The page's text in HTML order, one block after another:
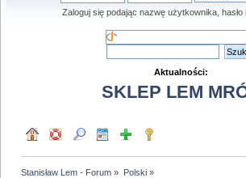
Zaloguj się podając nazwę użytkownika, hasło
Aktualności:
SKLEP LEM
Stanisław Lem - Forum » Polski»